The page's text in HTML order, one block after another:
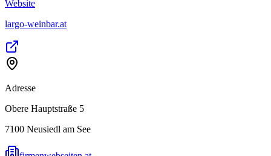
Website
largo-weinbar.at
Adresse
Obere Hauptstraße 5
7100 Neusiedl am See